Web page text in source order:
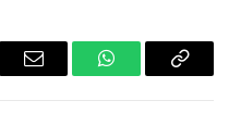
Email WhatsAppCopy